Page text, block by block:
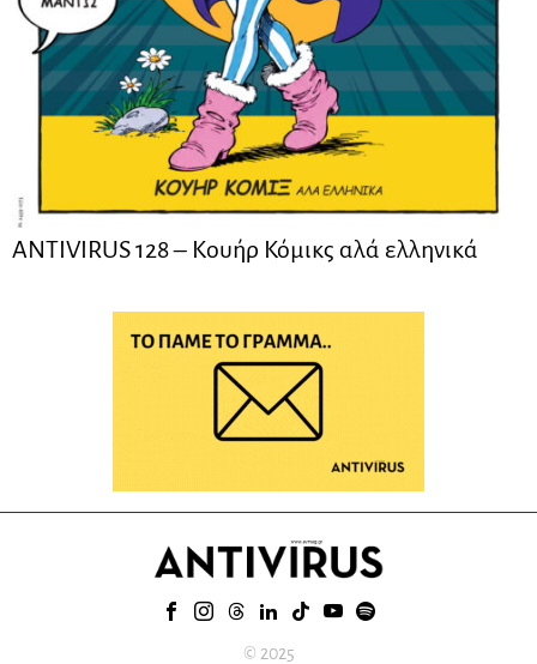
ANTIVIRUS 128 – Kουήρ Κόμικς αλά ελληνικά
© 2025